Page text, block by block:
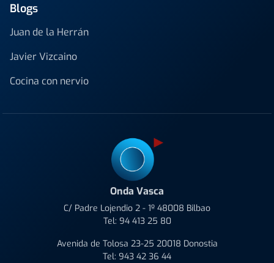
Blogs
Juan de la Herrán
Javier Vizcaino
Cocina con nervio
Onda Vasca
C/ Padre Lojendio 2 - 1º 48008 Bilbao
Tel: 94 413 25 80
Avenida de Tolosa 23-25 20018 Donostia
Tel: 943 42 36 44